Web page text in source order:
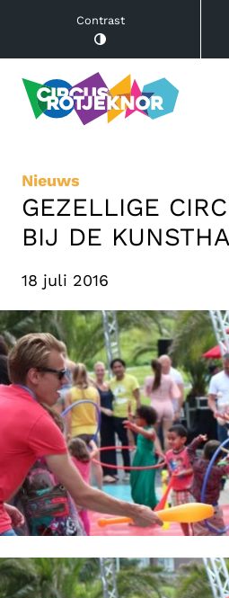
Contrast
Nieuws
GEZELLIGE
BIJ DE
18 juli 2016